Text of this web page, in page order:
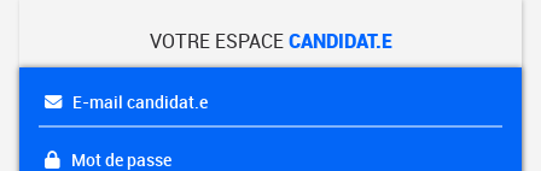
VOTRE ESPACECANDIDAT.E
E-mail candidat.e
Mot de passe